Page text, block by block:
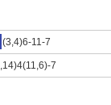
(3,4)6-11-7
7